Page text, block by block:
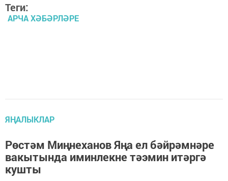
Теги:
АРЧА ХӘБӘРЛӘРЕ
ЯҢАЛЫКЛАР
Рөстәм Миңнеханов Яңа ел бәйрәмнәре
вакытында иминлекне тәэмин итәргә
кушты